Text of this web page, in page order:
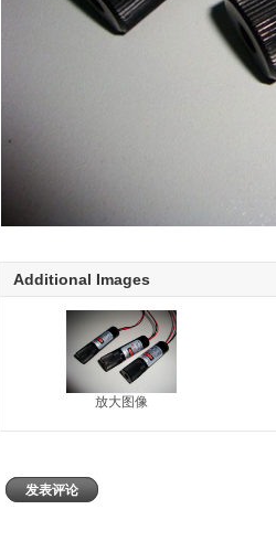
Additional Images
放大图像
发表评论